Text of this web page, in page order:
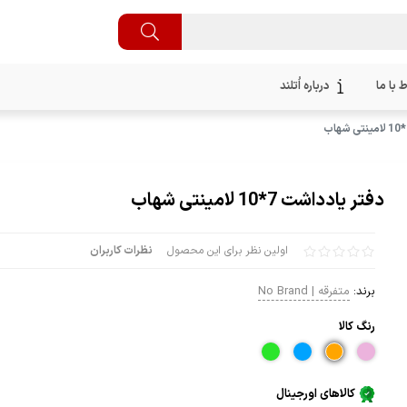
با ما درباره اُتلند
دفتر یادداشت 7*10 لامینتی شهاب
اولین نظر برای این محصول نظرات کاربران
برند: متفرقه | No Brand
رنگ كالا
کالاهای اورجینال